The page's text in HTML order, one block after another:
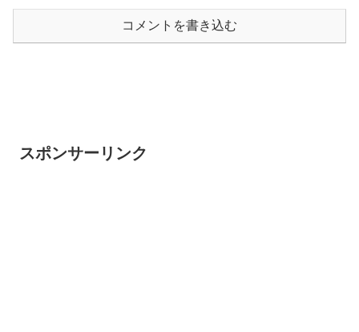
コメントを書き込む
スポンサーリンク